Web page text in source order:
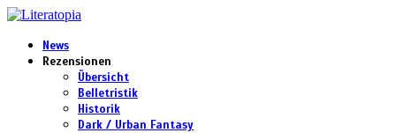
News
Rezensionen
Übersicht
Belletristik
Historik
Dark / Urban Fantasy